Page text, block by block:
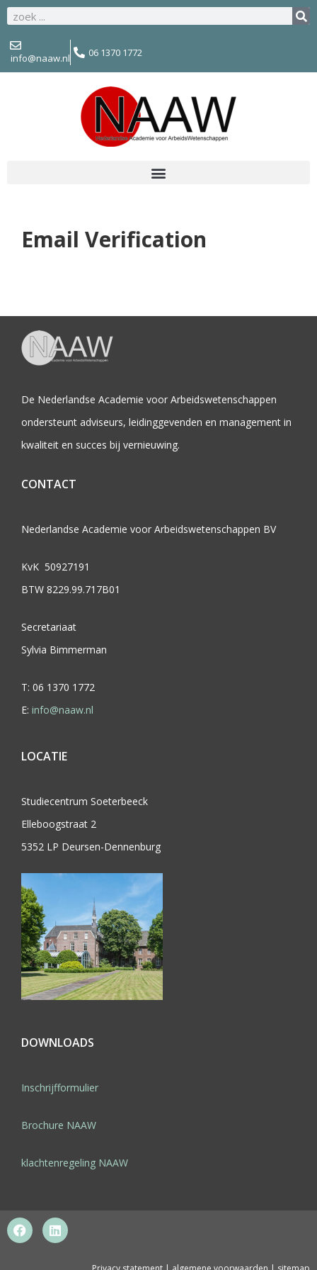
info@naaw.nl 06 1370 1772
Email Verification
De Nederlandse Academie voor Arbeidswetenschappen
ondersteunt adviseurs, leidinggevenden en management in
kwaliteit en succes bij vernieuwing.
CONTACT
Nederlandse Academie voor Arbeidswetenschappen BV
KvK 50927191
BTW 8229.99.717B01
Secretariaat
Sylvia Bimmerman
T: 06 1370 1772
E: info@naaw.nl
LOCATIE
Studiecentrum Soeterbeeck
Elleboogstraat 2
5352 LP Deursen-Dennenburg
DOWNLOADS
Inschrijfformulier
Brochure NAAW
klachtenregeling NAAW